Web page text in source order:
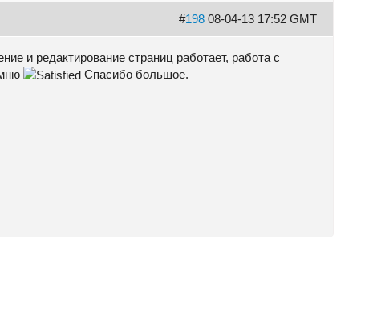
#198 08-04-13 17:52 GMT
и редактирование страниц работает, работа с
Спасибо большое.